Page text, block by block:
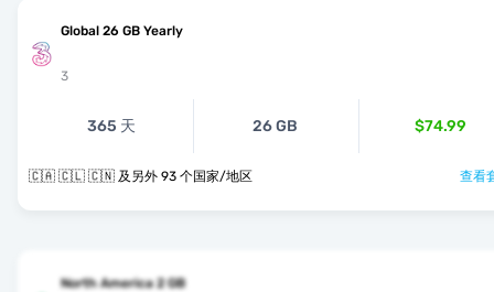
Global 26 GB Yearly
3
365 天 26 GB $74.99
🇨🇦 🇨🇱 🇨🇳 及另外 93 个国家/地区 查看
North America 2 GB